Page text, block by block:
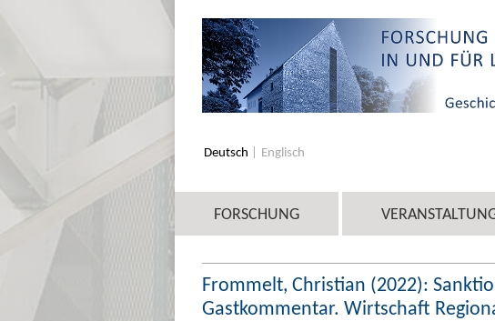
Deutsch Englisch
FORSCHUNG
Frommelt, Christian (2022):
Gastkommentar. Wirtschaft